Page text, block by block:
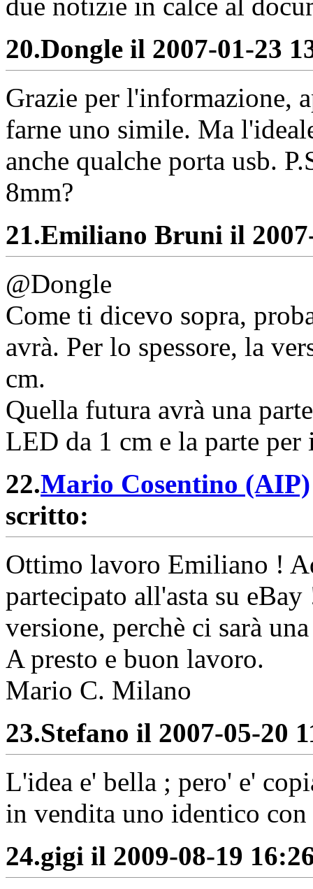
20.Dongle il 2007-01-23
Grazie per l'informazione,
farne uno simile. Ma
anche qualche porta usb.
8mm?
21.Emiliano Bruni il
@Dongle
Come ti dicevo sopra,
avrà. Per lo spessore, la
cm.
Quella futura avrà una
LED da 1 cm e la parte
22.Mario Cosentino (AIP)
scritto:
Ottimo lavoro Emiliano !
partecipato all'asta su
versione, perchè ci sarà
A presto e buon lavoro.
Mario C. Milano
23.Stefano il 2007-05-20
L'idea e' bella ; pero' e'
in vendita uno identico
24.gigi il 2009-08-19